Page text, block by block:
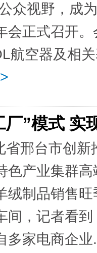
公众视野，
会正式召开
航空器及
”模式 实
邢台市创新
色产业集群
品销售旺
间，记者看
多家电商企